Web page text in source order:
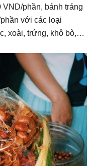
phần, bánh tráng
với các loại
xoài, trứng, khô bò,…